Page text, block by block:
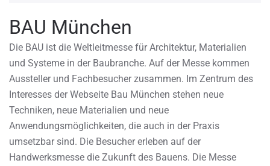
BAU München
Die BAU ist die Weltleitmesse für Architektur, Materialien
und Systeme in der Baubranche. Auf der Messe kommen
Aussteller und Fachbesucher zusammen. Im Zentrum des
Interesses der Webseite Bau München stehen neue
Techniken, neue Materialien und neue
Anwendungsmöglichkeiten, die auch in der Praxis
umsetzbar sind. Die Besucher erleben auf der
Handwerksmesse die Zukunft des Bauens. Die Messe